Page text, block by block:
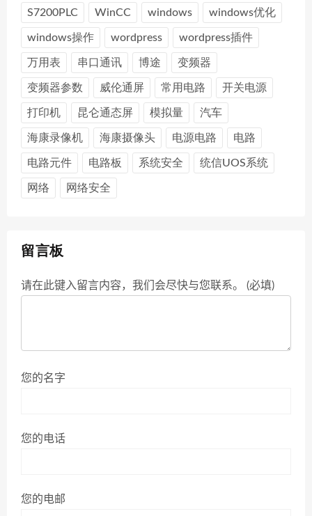
S7200PLC WinCC windows windows优化
windows操作 wordpress wordpress插件
万用表 串口通讯 博途 变频器
变频器参数 威伦通屏 常用电路 开关电源
打印机 昆仑通态屏 模拟量 汽车
海康录像机 海康摄像头 电源电路 电路
电路元件 电路板 系统安全 统信UOS系统
网络 网络安全
留言板
请在此键入留言内容，我们会尽快与您联系。 (必填)
您的名字
您的电话
您的电邮